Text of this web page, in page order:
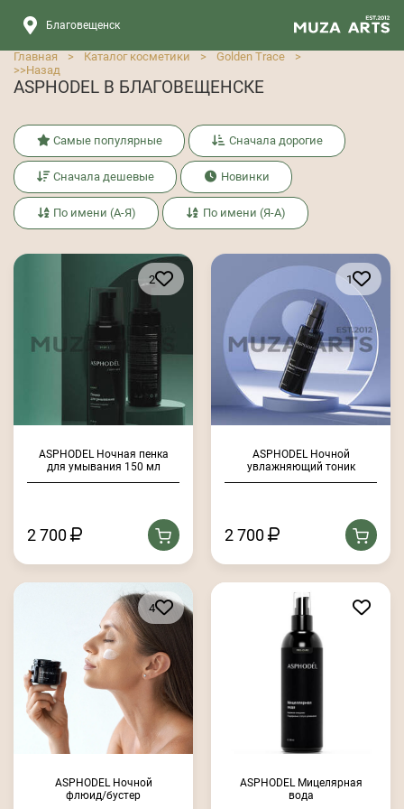
Благовещенск
Главная > Каталог косметики > Golden Trace
>
>>Назад
ASPHODEL В БЛАГОВЕЩЕНСКЕ
Самые популярные Сначала дорогие
Сначала дешевые Новинки
По имени (А-Я) По имени (Я-А)
2
ASPHODEL Ночная пенка
для умывания 150 мл
2 700
1
ASPHODEL Ночной
увлажняющий тоник
2 700
4
ASPHODEL Ночной
флюид/бустер
ASPHODEL Мицелярная
вода